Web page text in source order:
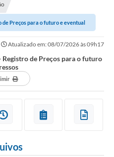
Preços para o futuro e eventual
Atualizado em: 08/07/2026 às 09h17
de Preços para o futuro